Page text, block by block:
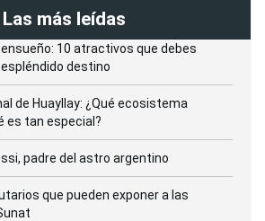
Las más leídas
10 atractivos que debes
destino
de Huayllay: ¿Qué ecosistema
es tan especial?
padre del astro argentino
que pueden exponer a las